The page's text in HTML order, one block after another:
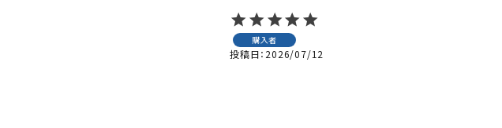
購入者
投稿日 2026/07/12